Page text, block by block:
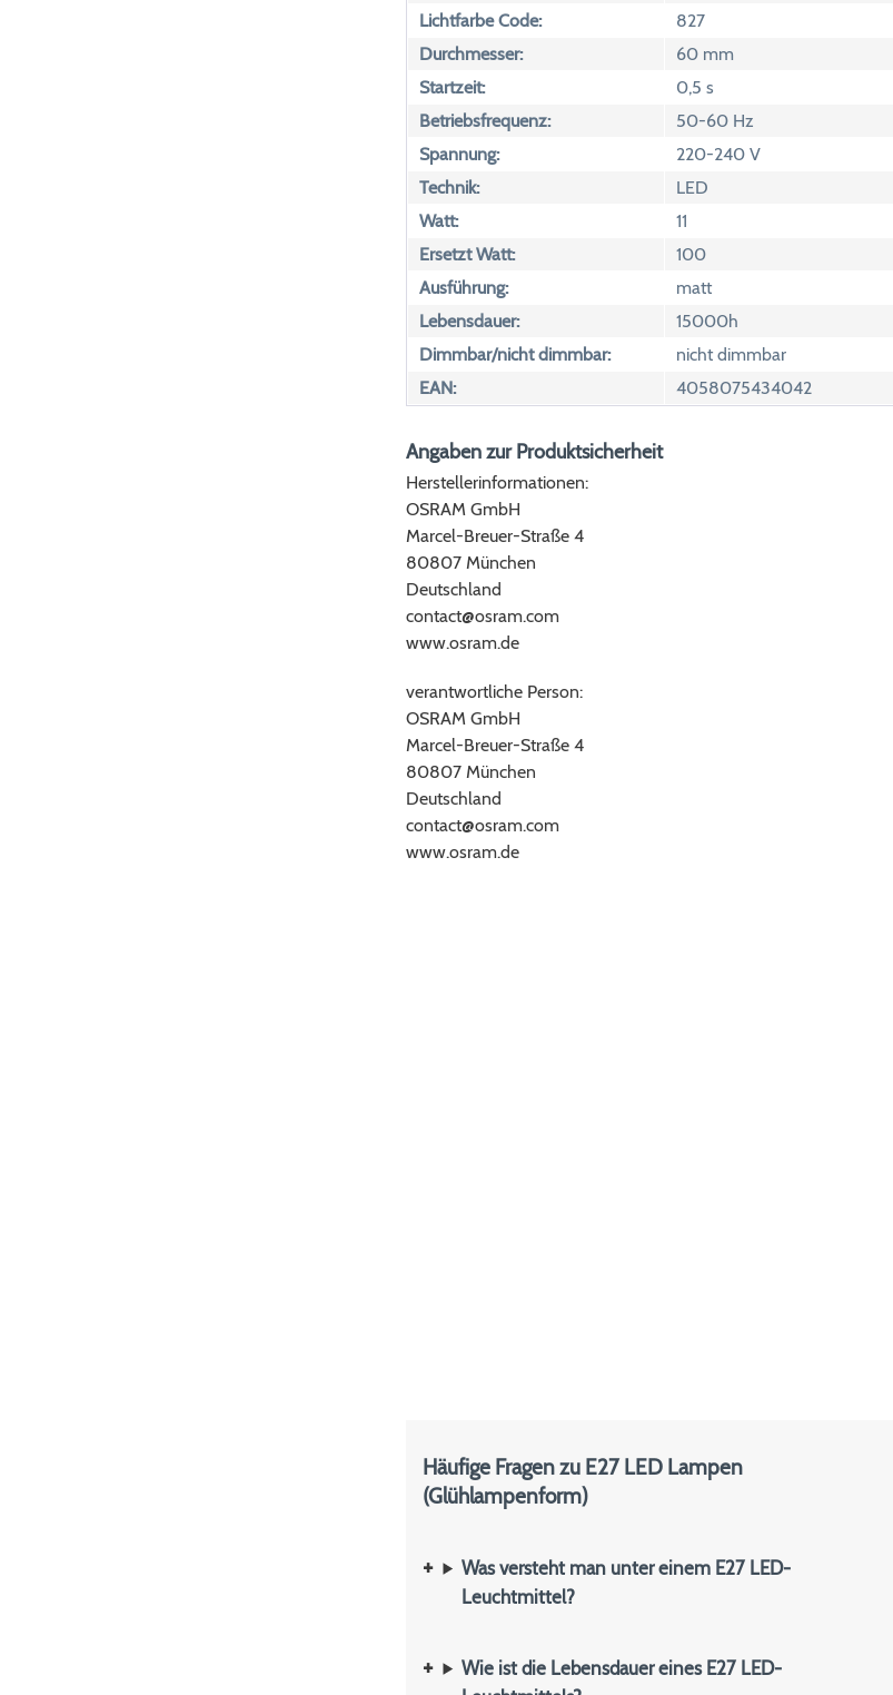
Lichtfarbe Code:
827
Durchmesser:
60 mm
Startzeit:
0,5 s
Betriebsfrequenz:
50-60 Hz
Spannung:
220-240 V
Technik:
LED
Watt:
11
Ersetzt Watt:
100
Ausführung:
matt
Lebensdauer:
15000h
Dimmbar/nicht dimmbar:
nicht dimmbar
EAN:
4058075434042
Angaben zur Produktsicherheit
Herstellerinformationen:
OSRAM GmbH
Marcel-Breuer-Straße 4
80807 München
Deutschland
contact@osram.com
www.osram.de
verantwortliche Person:
OSRAM GmbH
Marcel-Breuer-Straße 4
80807 München
Deutschland
contact@osram.com
www.osram.de
Häufige Fragen zu E27 LED Lampen
(Glühlampenform)
Was versteht man unter einem E27 LED-
Leuchtmittel?
Wie ist die Lebensdauer eines E27 LED-